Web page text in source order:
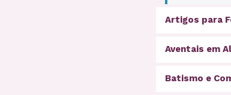
Artigos para
Aventais em
Batismo e